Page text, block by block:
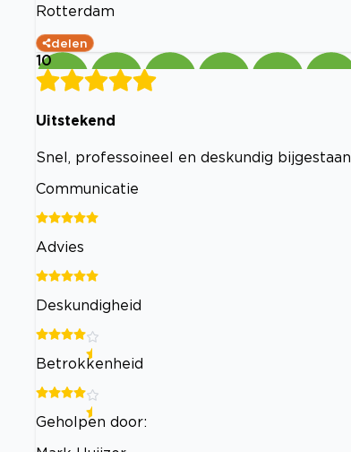
Rotterdam
delen
10
Uitstekend
Snel, professoineel en deskundig bijgestaan
Communicatie
Advies
Deskundigheid
Betrokkenheid
Geholpen door: